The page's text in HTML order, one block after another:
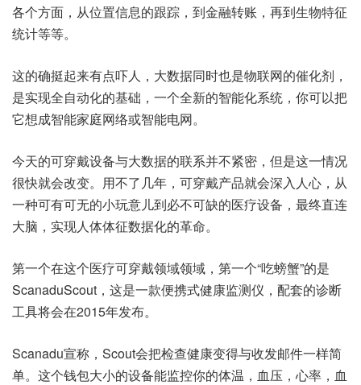
各个方面，从位置信息的跟踪，到金融转账，再到生物特征
统计等等。
这的确挺起来有点吓人，大数据同时也是物联网的催化剂，
是实现全自动化的基础，一个全新的智能化系统，你可以把
它想成智能家庭网络或智能电网。
今天的可穿戴设备与大数据的联系并不紧密，但是这一情况
很快就会改变。用不了几年，可穿戴产品就会深入人心，从
一种可有可无的小玩意儿到必不可缺的医疗设备，最终直连
大脑，实现人体体征数据化的革命。
第一个在这个医疗可穿戴领域领域，第一个“吃螃蟹”的是
ScanaduScout，这是一款便携式健康监测仪，配套的诊断
工具将会在2015年发布。
Scanadu宣称，Scout会把检查健康变得与收发邮件一样简
单。这个钱包大小的设备能监控你的体温，血压，心率，血